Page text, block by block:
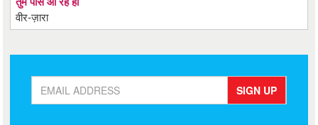
वीर-ज़ारा
SIGN UP